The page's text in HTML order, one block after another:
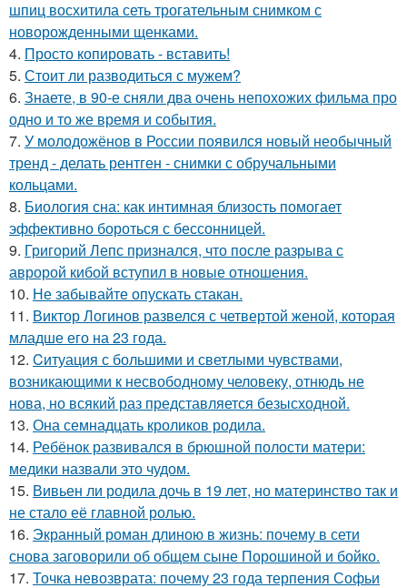
шпиц восхитила сеть трогательным снимком с
новорожденными щенками.
4. Просто копировать - вставить!
5. Стоит ли разводиться с мужем?
6. Знаете, в 90-е сняли два очень непохожих фильма про
одно и то же время и события.
7. У молодожёнов в России появился новый необычный
тренд - делать рентген - снимки с обручальными
кольцами.
8. Биология сна: как интимная близость помогает
эффективно бороться с бессонницей.
9. Григорий Лепс признался, что после разрыва с
авророй кибой вступил в новые отношения.
10. Не забывайте опускать стакан.
11. Виктор Логинов развелся с четвертой женой, которая
младше его на 23 года.
12. Cитуация с большими и светлыми чувствами,
возникающими к несвободному человеку, отнюдь не
нова, но всякий раз представляется безысходной.
13. Она семнадцать кроликов родила.
14. Ребёнок развивался в брюшной полости матери:
медики назвали это чудом.
15. Вивьен ли родила дочь в 19 лет, но материнство так и
не стало её главной ролью.
16. Экранный роман длиною в жизнь: почему в сети
снова заговорили об общем сыне Порошиной и бойко.
17. Точка невозврата: почему 23 года терпения Софьи